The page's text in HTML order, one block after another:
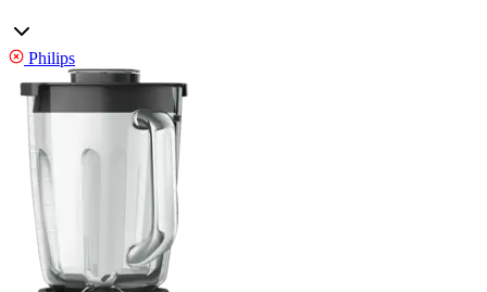
Philips